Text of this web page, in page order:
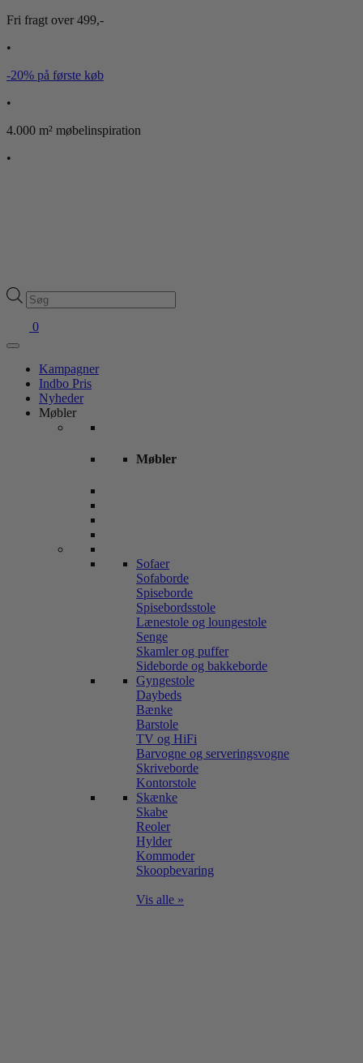
Fri fragt over 499,-
•
-20% på første køb
•
4.000 m² møbelinspiration
•
Products
search
0
Kampagner
Indbo Pris
Nyheder
Møbler
Møbler
Sofaer
Sofaborde
Spiseborde
Spisebordsstole
Lænestole og loungestole
Senge
Skamler og puffer
Sideborde og bakkeborde
Gyngestole
Daybeds
Bænke
Barstole
TV og HiFi
Barvogne og serveringsvogne
Skriveborde
Kontorstole
Skænke
Skabe
Reoler
Hylder
Kommoder
Skoopbevaring
Vis alle »